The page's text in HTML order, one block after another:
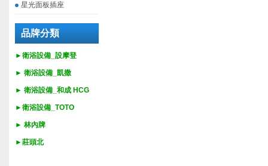
星光面板插座
品牌分類
►衛浴設備_設摩登
► 衛浴設備_ 凱撒
► 衛浴設備_ 和成 HCG
►衛浴設備_ TOTO
► 林內牌
►莊頭北